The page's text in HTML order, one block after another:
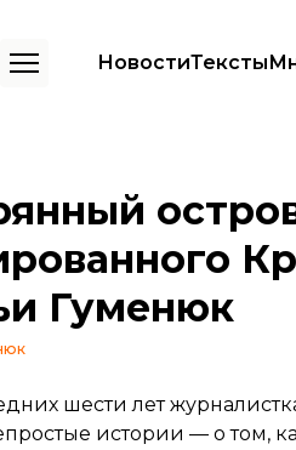
НовостиТексты
репортажей из
Гуменюк
шести лет
истории — о том,